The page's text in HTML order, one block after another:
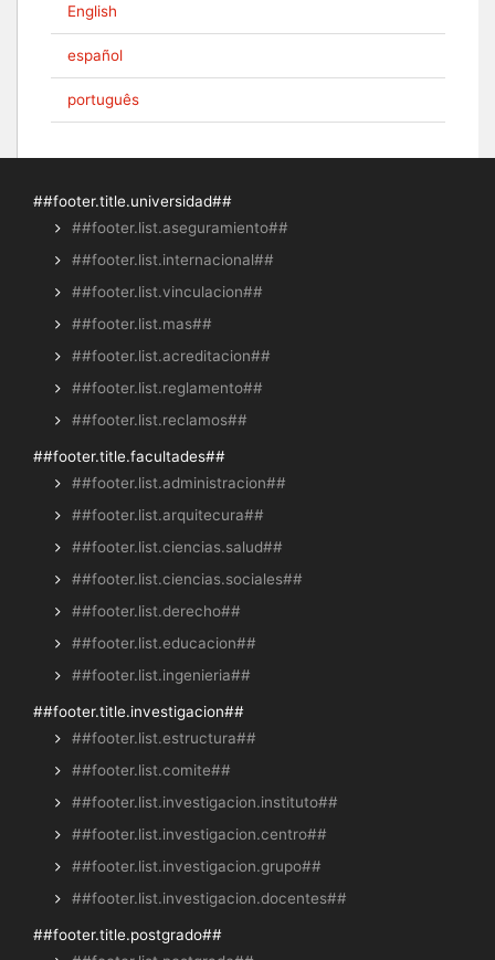
English
español
português
##footer.title.universidad##
##footer.list.aseguramiento##
##footer.list.internacional##
##footer.list.vinculacion##
##footer.list.mas##
##footer.list.acreditacion##
##footer.list.reglamento##
##footer.list.reclamos##
##footer.title.facultades##
##footer.list.administracion##
##footer.list.arquitecura##
##footer.list.ciencias.salud##
##footer.list.ciencias.sociales##
##footer.list.derecho##
##footer.list.educacion##
##footer.list.ingenieria##
##footer.title.investigacion##
##footer.list.estructura##
##footer.list.comite##
##footer.list.investigacion.instituto##
##footer.list.investigacion.centro##
##footer.list.investigacion.grupo##
##footer.list.investigacion.docentes##
##footer.title.postgrado##